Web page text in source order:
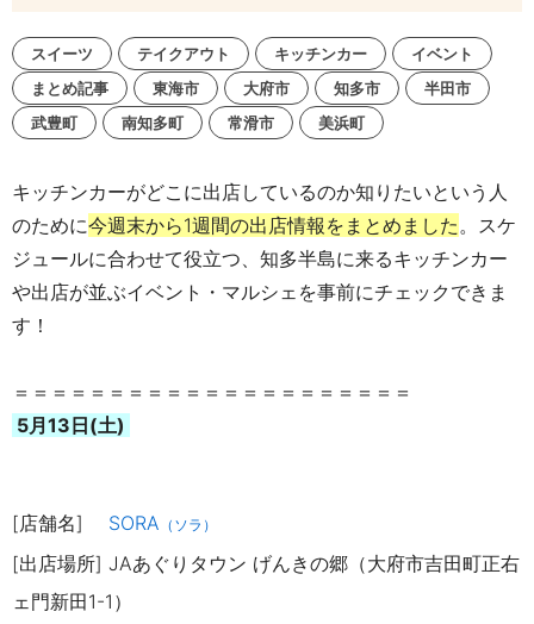
スイーツ テイクアウト キッチンカー
イベント
まとめ記事
東海市 大府市 知多市
半田市
武豊町
南知多町 常滑市 美浜町
キッチンカーがどこに出店しているのか知りたいという人
のために今週末から1週間の出店情報をまとめました。スケ
ジュールに合わせて役立つ、知多半島に来るキッチンカー
や出店が並ぶイベント・マルシェを事前にチェックできま
す！
＝＝＝＝＝＝＝＝＝＝＝＝＝＝＝＝＝＝＝＝＝
5月13日(土)
[店舗名] SORA （ソラ）
[出店場所] JAあぐりタウン げんきの郷（大府市吉田町正右
ェ門新田1-1）